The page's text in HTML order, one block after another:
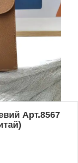
Арт.8567